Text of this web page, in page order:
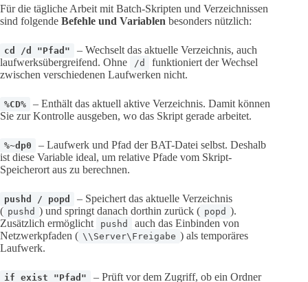
Für die tägliche Arbeit mit Batch-Skripten und Verzeichnissen
sind folgende Befehle und Variablen besonders nützlich:
cd /d "Pfad"
– Wechselt das aktuelle Verzeichnis, auch
laufwerksübergreifend. Ohne
/d
funktioniert der Wechsel
zwischen verschiedenen Laufwerken nicht.
%CD%
– Enthält das aktuell aktive Verzeichnis. Damit können
Sie zur Kontrolle ausgeben, wo das Skript gerade arbeitet.
%~dp0
– Laufwerk und Pfad der BAT-Datei selbst. Deshalb
ist diese Variable ideal, um relative Pfade vom Skript-
Speicherort aus zu berechnen.
pushd / popd
– Speichert das aktuelle Verzeichnis
( pushd ) und springt danach dorthin zurück ( popd ).
Zusätzlich ermöglicht
pushd
auch das Einbinden von
Netzwerkpfaden ( \\Server\Freigabe ) als temporäres
Laufwerk.
if exist "Pfad" – Prüft vor dem Zugriff, ob ein Ordner